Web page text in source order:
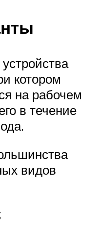
котором
на рабочем
в течение
видов